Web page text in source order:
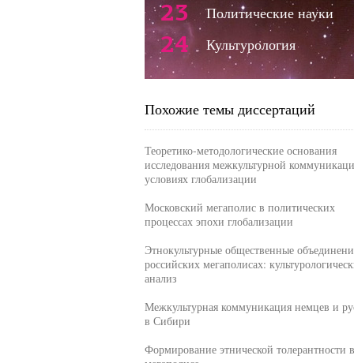
23 Политические науки
24 Культурология
Похожие темы диссертаций
Теоретико-методологические основания
исследования межкультурной
условиях глобализации
Московский мегаполис в политических
процессах эпохи глобализации
Этнокультурные общественные
российских мегаполисах:
анализ
Межкультурная коммуникация немцев и
в Сибири
Формирование этнической толерантности в